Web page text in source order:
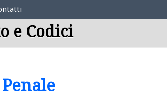
e Codici